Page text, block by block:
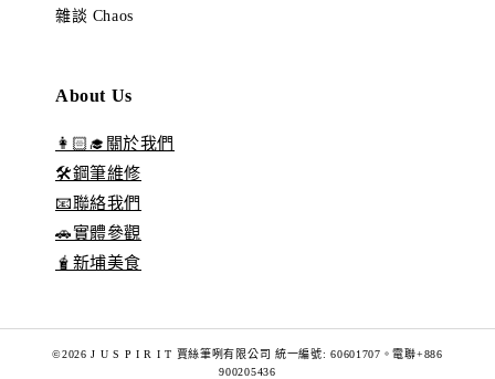
雜談 Chaos
About Us
👩🏻‍🎓關於我們
🛠️鋼筆維修
📧聯絡我們
🚗實體參觀
🧋新埔美食
©2026 J U S P I R I T 賈絲筆咧有限公司 統一編號: 60601707。電聯+886
900205436